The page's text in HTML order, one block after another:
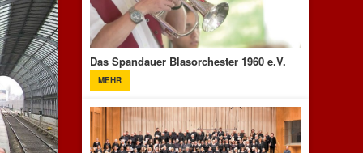
Das Spandauer Blasorchester 1960 e.V.
MEHR